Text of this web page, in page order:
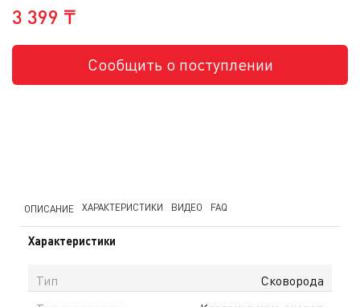
3 399 ₸
Сообщить о поступлении
ОПИСАНИЕ ХАРАКТЕРИСТИКИ ВИДЕО FAQ
Характеристики
Тип
Сковорода